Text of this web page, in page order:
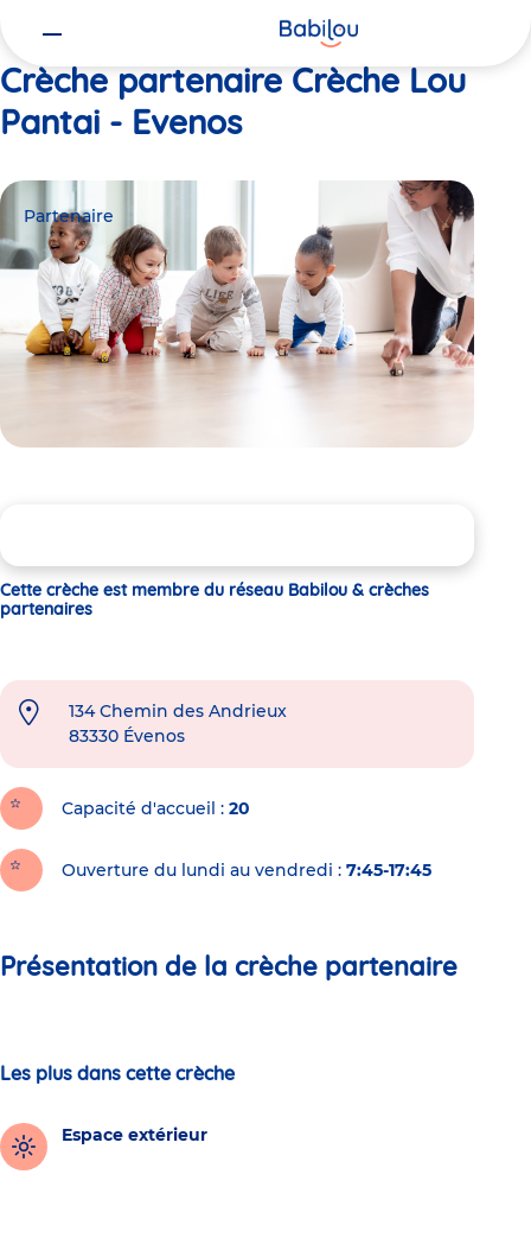
Crèche partenaire Crèche Lou
Pantai - Evenos
Partenaire
Cette crèche est membre du réseau Babilou & crèches
partenaires
134 Chemin des Andrieux
83330 Évenos
Capacité d'accueil 20
Ouverture du lundi au vendredi : 7:45-17:45
Présentation de la crèche partenaire
Les plus dans cette crèche
Espace extérieur